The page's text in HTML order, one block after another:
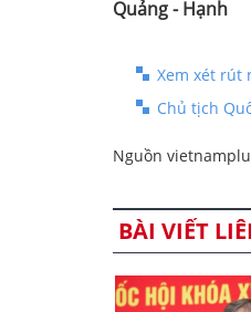
Quảng - Hạnh
Xem xét rút
Chủ tịch
Nguồn
BÀI VIẾT